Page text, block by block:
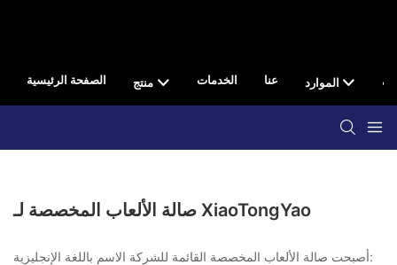
الصفحة الرئيسية منتج الخدمات عنا الموارد
صالة الألعاب المخصصة لـ XiaoTongYao
أصبحت صالة الألعاب المخصصة القائمة للشركة الاسم باللغة الإنجليزية: